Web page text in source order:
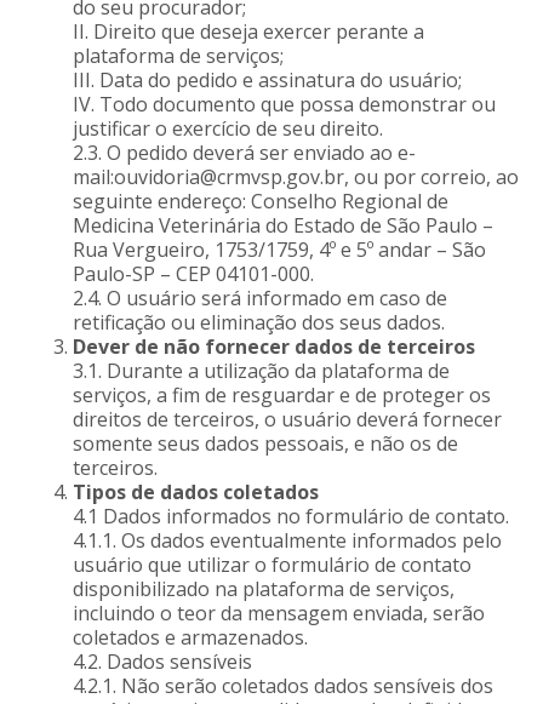
do seu procurador;
II. Direito que deseja exercer perante a
plataforma de serviços;
III. Data do pedido e assinatura do usuário;
IV. Todo documento que possa demonstrar ou
justificar o exercício de seu direito.
2.3. O pedido deverá ser enviado ao e-
mail:ouvidoria@crmvsp.gov.br, ou por correio, ao
seguinte endereço: Conselho Regional de
Medicina Veterinária do Estado de São Paulo –
Rua Vergueiro, 1753/1759, 4º e 5º andar – São
Paulo-SP – CEP 04101-000.
2.4. O usuário será informado em caso de
retificação ou eliminação dos seus dados.
Dever de não fornecer dados de terceiros
3.1. Durante a utilização da plataforma de
serviços, a fim de resguardar e de proteger os
direitos de terceiros, o usuário deverá fornecer
somente seus dados pessoais, e não os de
terceiros.
Tipos de dados coletados
4.1 Dados informados no formulário de contato.
4.1.1. Os dados eventualmente informados pelo
usuário que utilizar o formulário de contato
disponibilizado na plataforma de serviços,
incluindo o teor da mensagem enviada, serão
coletados e armazenados.
4.2. Dados sensíveis
4.2.1. Não serão coletados dados sensíveis dos